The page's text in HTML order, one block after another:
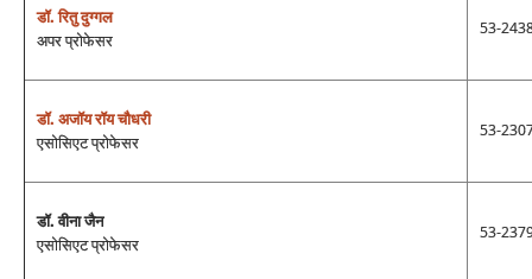
डॉ. रितु दुग्‍गल
अपर प्रोफेसर
53-
डॉ. अजॉय रॉय चौधरी
एसोसिएट प्रोफेसर
53-
डॉ. वीना जैन
एसोसिएट प्रोफेसर
53-